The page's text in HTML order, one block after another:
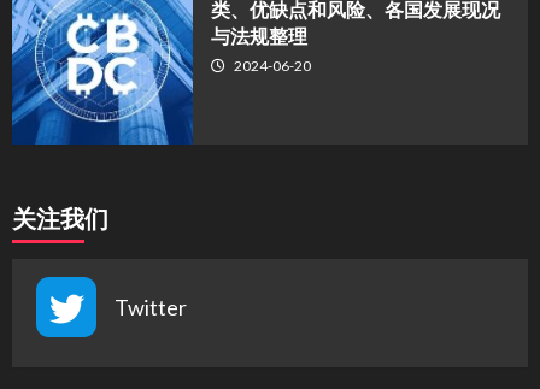
类、优缺点和风险、各国发展现况
与法规整理
2024-06-20
关注我们
Twitter